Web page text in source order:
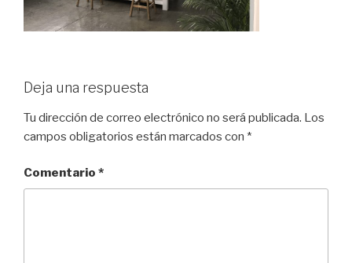
Deja una respuesta
Tu dirección de correo electrónico no será publicada. Los
campos obligatorios están marcados con *
Comentario *